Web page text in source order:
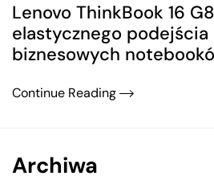
Lenovo ThinkBook 16
elastycznego podejścia
biznesowych
Continue Reading
Archiwa